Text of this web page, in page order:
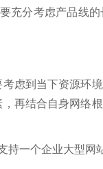
分考虑产品线的
到当下资源环境
再结合自身网络
一个企业大型网